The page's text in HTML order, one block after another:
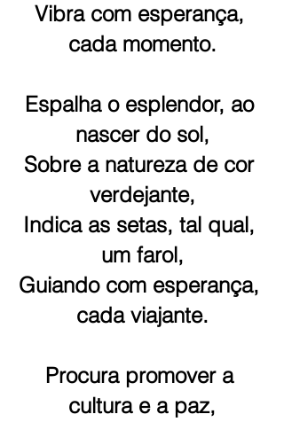
Vibra com esperança,
cada momento.
Espalha o esplendor, ao
nascer do sol,
Sobre a natureza de cor
verdejante,
Indica as setas, tal qual,
um farol,
Guiando com esperança,
cada viajante.
Procura promover a
cultura e a paz,